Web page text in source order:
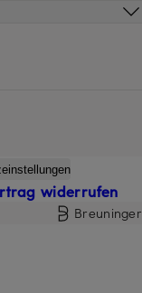
widerrufen
Breuninger